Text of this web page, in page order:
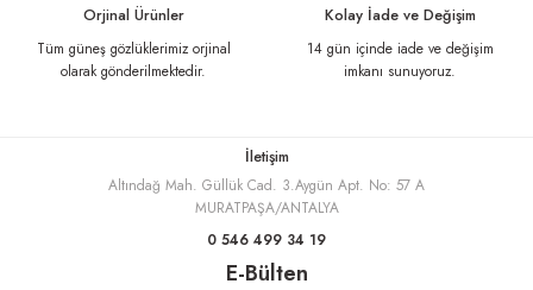
Gönder
Orjinal Ürünler
Tüm güneş gözlüklerimiz orjinal
olarak gönderilmektedir.
Kolay İade ve Değişim
14 gün içinde iade ve değişim
imkanı sunuyoruz.
İletişim
Altındağ Mah. Güllük Cad. 3.Aygün Apt. No: 57 A
MURATPAŞA/ANTALYA
0 546 499 34 19
E-Bülten